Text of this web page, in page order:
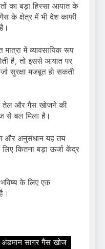
का बड़ा हिस्सा आयात के
के क्षेत्र में भी देश काफी
मात्रा में व्यावसायिक रूप
है, तो इससे आयात पर
सुरक्षा मजबूत हो सकती
में तेल और गैस खोजने की
से बल मिला है।
और अनुसंधान यह तय
कितना बड़ा ऊर्जा केंद्र
के लिए एक
अंडमान सागर गैस खोज